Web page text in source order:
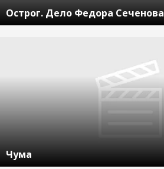
Острог. Дело Федора Сеченова
Чума